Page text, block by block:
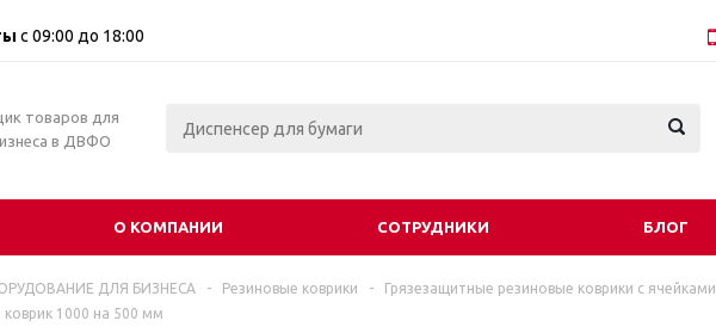
с 09:00 до 18:00
товаров для
в ДВФО
О КОМПАНИИ СОТРУДНИКИ БЛОГ
ДЛЯ БИЗНЕСА - Резиновые коврики - Грязезащитные резиновые коврики с ячейками
1000 на 500 мм